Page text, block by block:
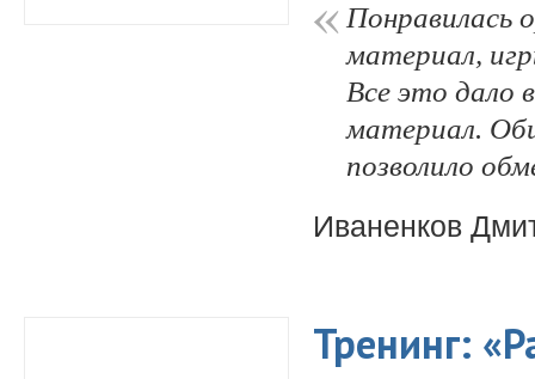
Понравилась
материал,
Все это дало
материал.
позволило
Иваненков
Тренинг: